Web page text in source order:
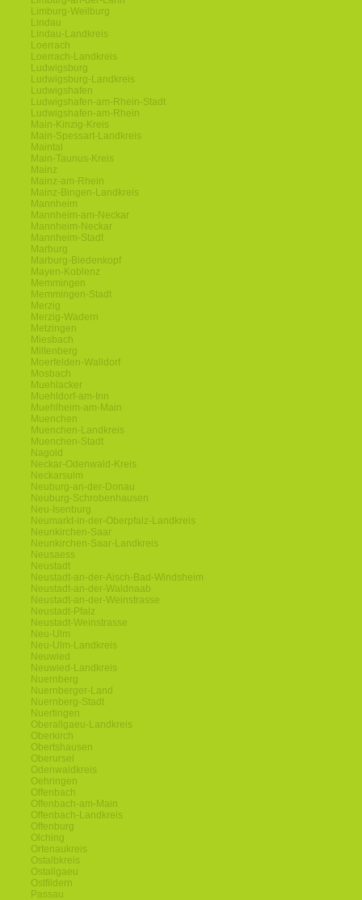
Limburg-Weilburg
Lindau
Lindau-Landkreis
Loerrach
Loerrach-Landkreis
Ludwigsburg
Ludwigsburg-Landkreis
Ludwigshafen
Ludwigshafen-am-Rhein-Stadt
Ludwigshafen-am-Rhein
Main-Kinzig-Kreis
Main-Spessart-Landkreis
Maintal
Main-Taunus-Kreis
Mainz
Mainz-am-Rhein
Mainz-Bingen-Landkreis
Mannheim
Mannheim-am-Neckar
Mannheim-Neckar
Mannheim-Stadt
Marburg
Marburg-Biedenkopf
Mayen-Koblenz
Memmingen
Memmingen-Stadt
Merzig
Merzig-Wadern
Metzingen
Miesbach
Miltenberg
Moerfelden-Walldorf
Mosbach
Muehlacker
Muehldorf-am-Inn
Muehlheim-am-Main
Muenchen
Muenchen-Landkreis
Muenchen-Stadt
Nagold
Neckar-Odenwald-Kreis
Neckarsulm
Neuburg-an-der-Donau
Neuburg-Schrobenhausen
Neu-Isenburg
Neumarkt-in-der-Oberpfalz-Landkreis
Neunkirchen-Saar
Neunkirchen-Saar-Landkreis
Neusaess
Neustadt
Neustadt-an-der-Aisch-Bad-Windsheim
Neustadt-an-der-Waldnaab
Neustadt-an-der-Weinstrasse
Neustadt-Pfalz
Neustadt-Weinstrasse
Neu-Ulm
Neu-Ulm-Landkreis
Neuwied
Neuwied-Landkreis
Nuernberg
Nuernberger-Land
Nuernberg-Stadt
Nuertingen
Oberallgaeu-Landkreis
Oberkirch
Obertshausen
Oberursel
Odenwaldkreis
Oehringen
Offenbach
Offenbach-am-Main
Offenbach-Landkreis
Offenburg
Olching
Ortenaukreis
Ostalbkreis
Ostallgaeu
Ostfildern
Passau